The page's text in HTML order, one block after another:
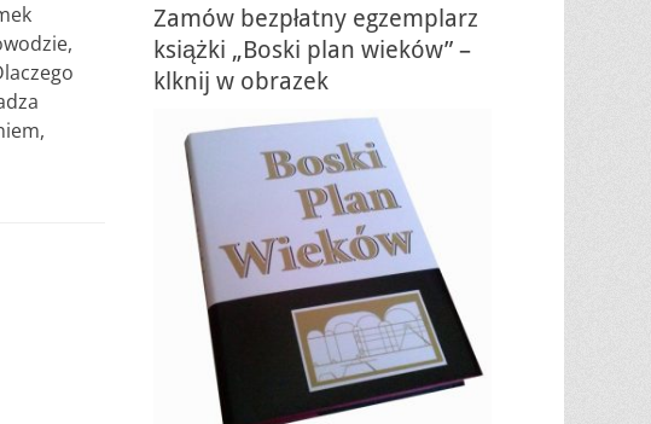
Zamów bezpłatny egzemplarz
książki „Boski plan wieków” –
klknij w obrazek